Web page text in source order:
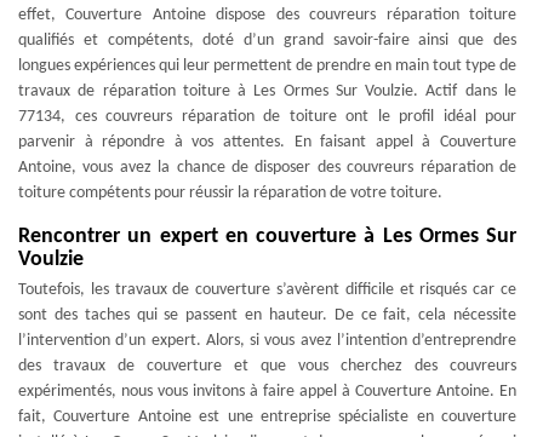
effet, Couverture Antoine dispose des couvreurs réparation toiture
qualifiés et compétents, doté d’un grand savoir-faire ainsi que des
longues expériences qui leur permettent de prendre en main tout type de
travaux de réparation toiture à Les Ormes Sur Voulzie. Actif dans le
77134, ces couvreurs réparation de toiture ont le profil idéal pour
parvenir à répondre à vos attentes. En faisant appel à Couverture
Antoine, vous avez la chance de disposer des couvreurs réparation de
toiture compétents pour réussir la réparation de votre toiture.
Rencontrer un expert en couverture à Les Ormes Sur
Voulzie
Toutefois, les travaux de couverture s’avèrent difficile et risqués car ce
sont des taches qui se passent en hauteur. De ce fait, cela nécessite
l’intervention d’un expert. Alors, si vous avez l’intention d’entreprendre
des travaux de couverture et que vous cherchez des couvreurs
expérimentés, nous vous invitons à faire appel à Couverture Antoine. En
fait, Couverture Antoine est une entreprise spécialiste en couverture